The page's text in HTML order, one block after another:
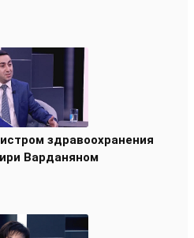
здравоохранения
Варданяном